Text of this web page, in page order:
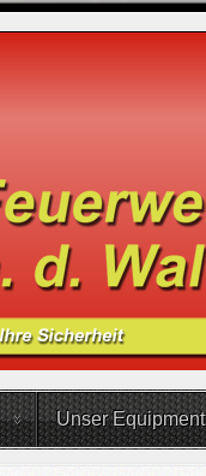
Unser Equipment